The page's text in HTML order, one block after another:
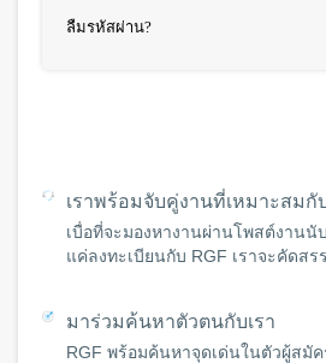
ลืมรหัสผ่าน?
เราพร้อมจับคู่งานที่เหมาะสม
เบื่อที่จะมองหางานผ่านโพสต์งานนั
แค่ลงทะเบียนกับ RGF เราจะคัดส
มาร่วมค้นหาตัวตนกับเรา
RGF พร้อมค้นหาจุดเด่นในตัวผู้สมั